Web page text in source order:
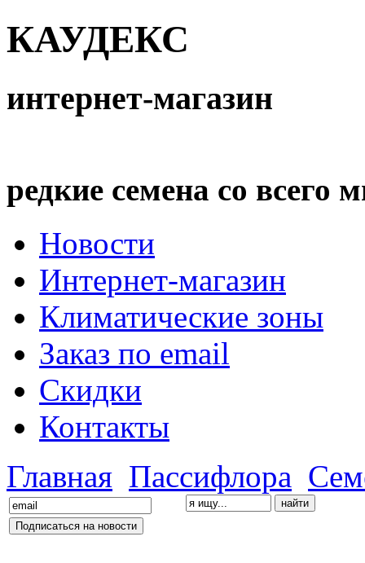
КАУДЕКС
интернет-магазин
редкие семена со всего
Новости
Интернет-магазин
Климатические зоны
Заказ по email
Скидки
Контакты
Главная Пассифлора